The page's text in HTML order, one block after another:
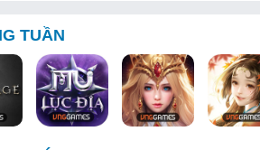
TUẦN